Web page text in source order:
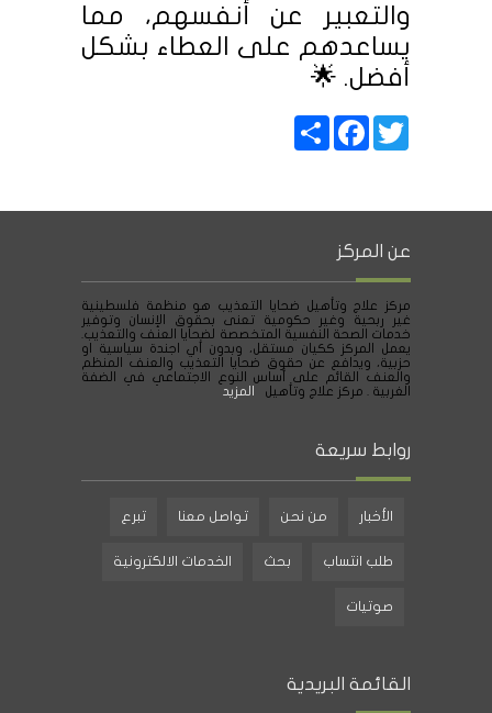
والتعبير عن أنفسهم، مما
يساعدهم على العطاء بشكل
أفضل. 🌟
Share
FacebookTwitter
عن المركز
مركز علاج وتأهيل ضحايا التعذيب هو منظمة فلسطينية
غير ربحية وغير حكومية تعنى بحقوق الإنسان وتوفير
خدمات الصحة النفسية المتخصصة لضحايا العنف والتعذيب.
يعمل المركز ككيان مستقل، وبدون أي اجندة سياسية او
حزبية، ويدافع عن حقوق ضحايا التعذيب والعنف المنظم
والعنف القائم على أساس النوع الاجتماعي في الضفة
الغربية . مركز علاج وتأهيل
المزيد
روابط سريعة
الأخبار من نحن تواصل معنا تبرع
طلب انتساب بحث الخدمات الالكترونية
صوتيات
القائمة البريدية